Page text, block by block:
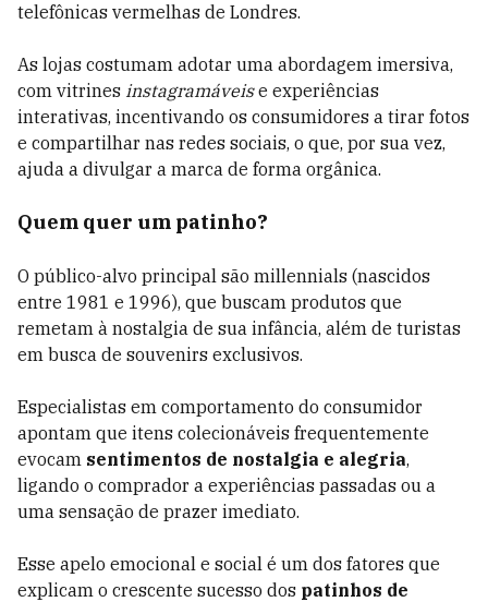
telefônicas vermelhas de Londres.
As lojas costumam adotar uma abordagem imersiva,
com vitrines instagramáveise experiências
interativas, incentivando os consumidores a tirar fotos
e compartilhar nas redes sociais, o que, por sua vez,
ajuda a divulgar a marca de forma orgânica.
Quem quer um patinho?
O público-alvo principal são millennials (nascidos
entre 1981 e 1996), que buscam produtos que
remetam à nostalgia de sua infância, além de turistas
em busca de souvenirs exclusivos.
Especialistas em comportamento do consumidor
apontam que itens colecionáveis frequentemente
evocam sentimentos de nostalgia e alegria,
ligando o comprador a experiências passadas ou a
uma sensação de prazer imediato.
Esse apelo emocional e social é um dos fatores que
explicam o crescente sucesso dos patinhos de